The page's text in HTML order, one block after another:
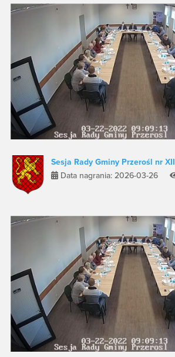
Sesja Rady Gminy Przerośl nr XII
Data nagrania: 2026-03-26